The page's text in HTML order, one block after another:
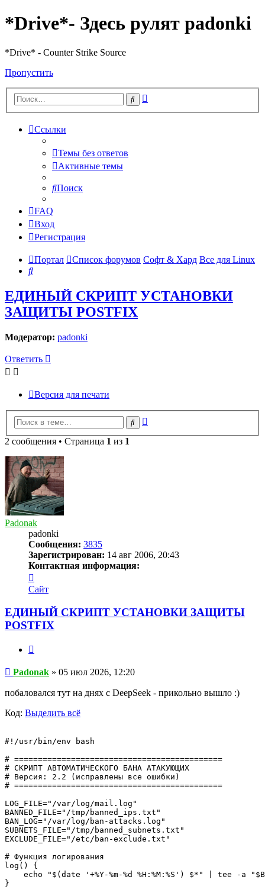
*Drive*- Здесь рулят padonki
*Drive* - Counter Strike Source
Пропустить
Поиск
Ссылки
Темы без ответов
Активные темы
Поиск
FAQ
Вход
Регистрация
Портал Список форумов Софт & Хард Все для Linux
Поиск
ЕДИНЫЙ СКРИПТ УСТАНОВКИ
ЗАЩИТЫ POSTFIX
Модератор: padonki
Ответить
Версия для печати
Поиск
2 сообщения • Страница 1 из 1
Padonak
padonki
Сообщения: 3835
Зарегистрирован: 14 авг 2006, 20:43
Контактная информация:
информация
пользователя
Padonak
Сайт
ЕДИНЫЙ СКРИПТ УСТАНОВКИ ЗАЩИТЫ
POSTFIX
Сообщение
Padonak » 05 июл 2026, 12:20
побаловался тут на днях с DeepSeek - прикольно вышло :)
Код: Выделить всё
#!/usr/bin/env bash
# ============================================
# СКРИПТ АВТОМАТИЧЕСКОГО БАНА АТАКУЮЩИХ
# Версия: 2.2 (исправлены все ошибки)
# ============================================
LOG_FILE="/var/log/mail.log"
BANNED_FILE="/tmp/banned_ips.txt"
BAN_LOG="/var/log/ban-attacks.log"
SUBNETS_FILE="/tmp/banned_subnets.txt"
EXCLUDE_FILE="/etc/ban-exclude.txt"
# Функция логирования
log() {
echo "$(date '+%Y-%m-%d %H:%M:%S') $*" | tee -a
}